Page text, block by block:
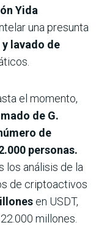
Yida
una presunta
lavado de
el momento,
de G.
de
personas.
los análisis de la
de criptoactivos
en USDT,
millones.